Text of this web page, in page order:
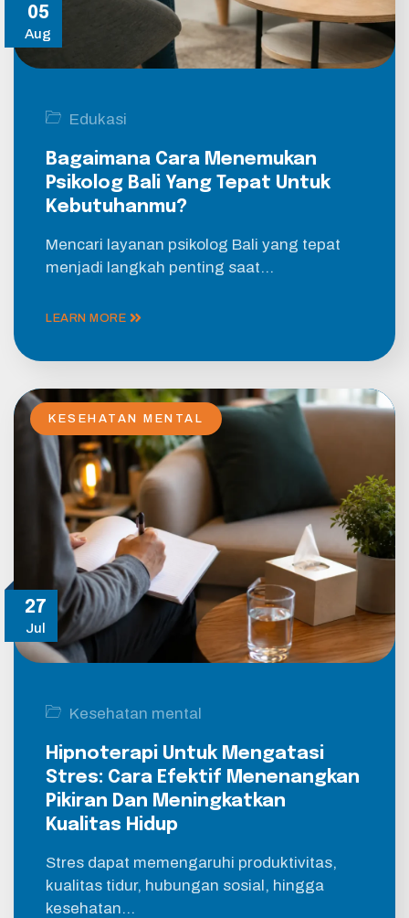
05
Aug
Edukasi
Bagaimana Cara Menemukan
Psikolog Bali Yang Tepat Untuk
Kebutuhanmu?
Mencari layanan psikolog Bali yang tepat
menjadi langkah penting saat…
LEARN MORE
27
Jul
KESEHATAN MENTAL
Kesehatan mental
Hipnoterapi Untuk Mengatasi
Stres: Cara Efektif Menenangkan
Pikiran Dan Meningkatkan
Kualitas Hidup
Stres dapat memengaruhi produktivitas,
kualitas tidur, hubungan sosial, hingga
kesehatan…